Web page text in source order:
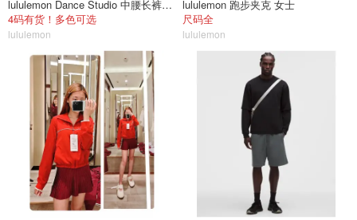
lululemon Dance Studio 中腰长裤 女装常规款
4码有货！多色可选
lululemon
lululemon 跑步夹克 女士
尺码全
lululemon